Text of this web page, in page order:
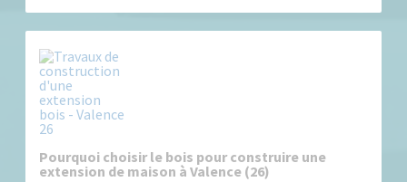
Pourquoi choisir le bois pour construire une
extension de maison à Valence (26)